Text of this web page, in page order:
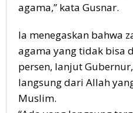
agama,” kata Gusnar.
Ia menegaskan bahwa
agama yang tidak bisa
persen, lanjut
langsung dari Allah
Muslim.